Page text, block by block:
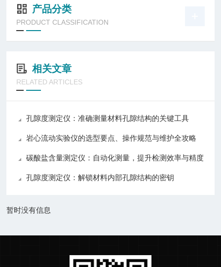
产品分类
PRODUCT CLASSIFICATION
相关文章
RELATED ARTICLES
孔隙度测定仪：准确测量材料孔隙结构的关键工具
岩心流动实验仪的选型要点、操作规范与维护全攻略
碳酸盐含量测定仪：自动化测量，提升检测效率与精度
孔隙度测定仪：解锁材料内部孔隙结构的密钥
暂时没有信息